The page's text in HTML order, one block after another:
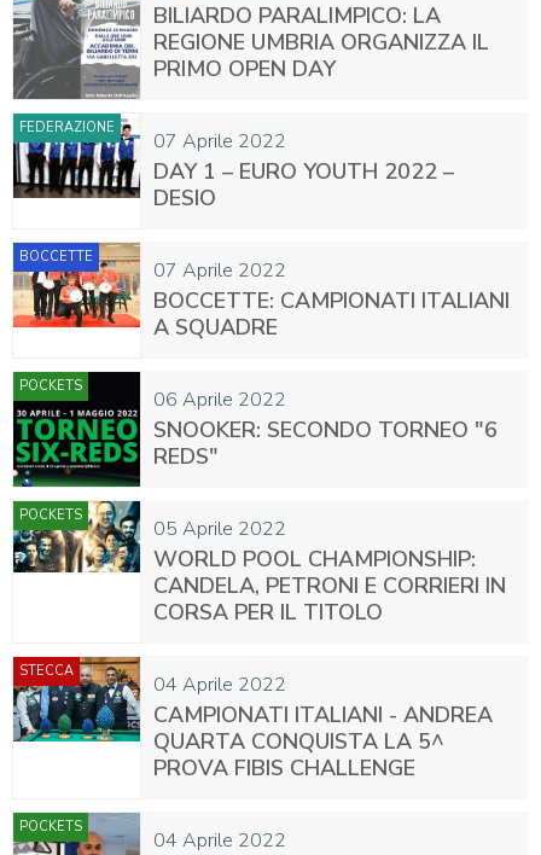
BILIARDO PARALIMPICO: LA
REGIONE UMBRIA ORGANIZZA IL
PRIMO OPEN DAY
07 Aprile 2022
FEDERAZIONE
DAY 1 – EURO YOUTH 2022 –
DESIO
07 Aprile 2022
BOCCETTE
BOCCETTE: CAMPIONATI ITALIANI
A SQUADRE
06 Aprile 2022
POCKETS
SNOOKER: SECONDO TORNEO "6
REDS"
05 Aprile 2022
POCKETS
WORLD POOL CHAMPIONSHIP:
CANDELA, PETRONI E CORRIERI IN
CORSA PER IL TITOLO
04 Aprile 2022
STECCA
CAMPIONATI ITALIANI - ANDREA
QUARTA CONQUISTA LA 5^
PROVA FIBIS CHALLENGE
04 Aprile 2022
POCKETS